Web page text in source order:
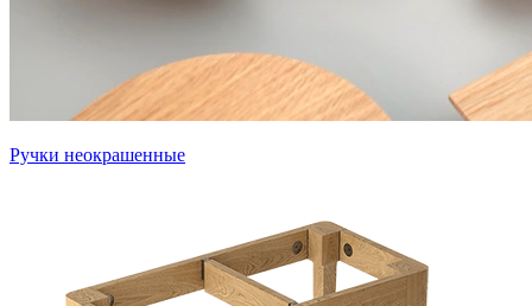
Ручки неокрашенные